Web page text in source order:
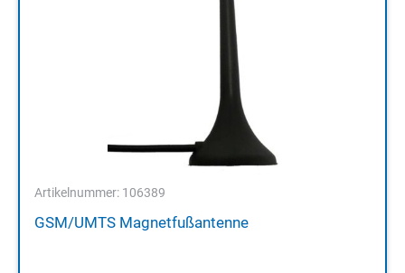
Artikelnummer: 106389
GSM/UMTS Magnetfußantenne